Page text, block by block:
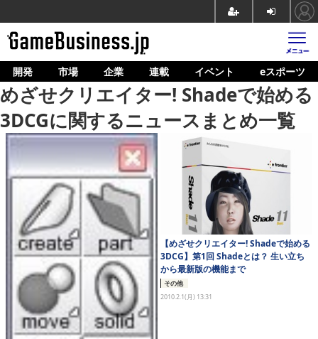
ホーム
ゲーム開発
市場
マネタイズ
企業動向
人材育成
産業政策
連載
イベント/セミナー
eスポーツ
開発 市場 企業 連載 イベント eスポーツ
めざせクリエイター! Shadeで始める
3DCGに関するニュースまとめ一覧
【めざせクリエイター! Shadeで始める
3DCG】第1回 Shadeとは？ 生い立ち
から最新版の機能まで
その他
2010.2.1(月) 13:31